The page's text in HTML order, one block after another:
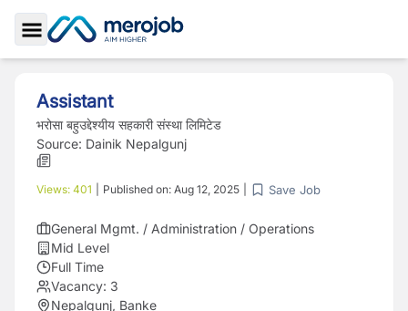
Toggle Sidebar
Assistant
भरोसा बहुउद्देश्यीय सहकारी संस्था लिमिटेड
Source: Dainik Nepalgunj
Views: 401 Published on: Aug 12, 2025 Save Job
General Mgmt. / Administration / Operations
Mid Level
Full Time
Vacancy: 3
Nepalgunj, Banke